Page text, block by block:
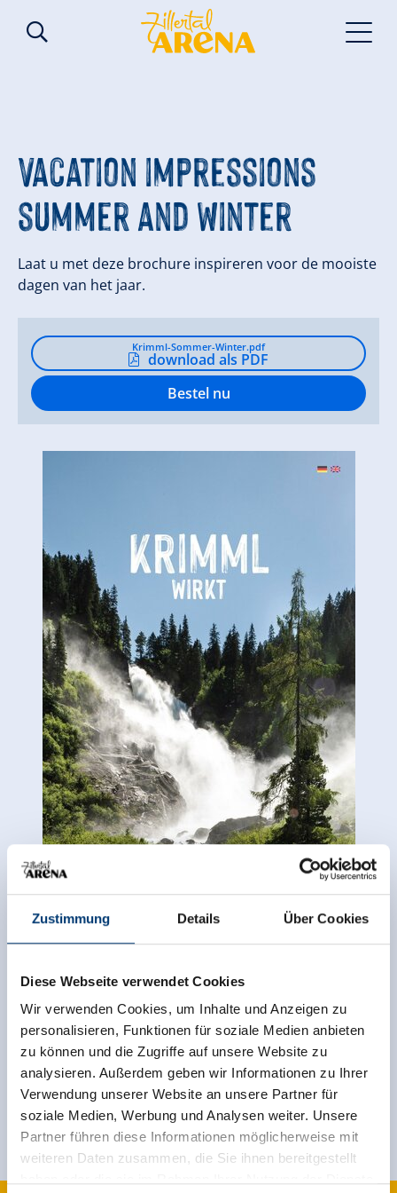
Zustimmung Details Über Cookies
Diese Webseite verwendet Cookies
Wir verwenden Cookies, um Inhalte und Anzeigen zu
personalisieren, Funktionen für soziale Medien anbieten
zu können und die Zugriffe auf unsere Website zu
analysieren. Außerdem geben wir Informationen zu Ihrer
Verwendung unserer Website an unsere Partner für
soziale Medien, Werbung und Analysen weiter. Unsere
Partner führen diese Informationen möglicherweise mit
weiteren Daten zusammen, die Sie ihnen bereitgestellt
Vacation impressions
summer and winter
Laat u met deze brochure inspireren voor de mooiste
dagen van het jaar.
Krimml-Sommer-Winter.pdf
download als PDF
Bestel nu
Terug naar het overzicht
Meld u nu aan voor de nieuwsbrief!
Registreer